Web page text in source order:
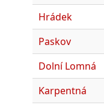
Hrádek
Paskov
Dolní Lomná
Karpentná